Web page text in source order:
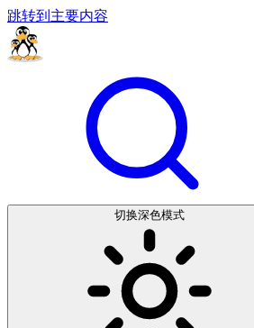
跳转到主要内容
切换深色模式